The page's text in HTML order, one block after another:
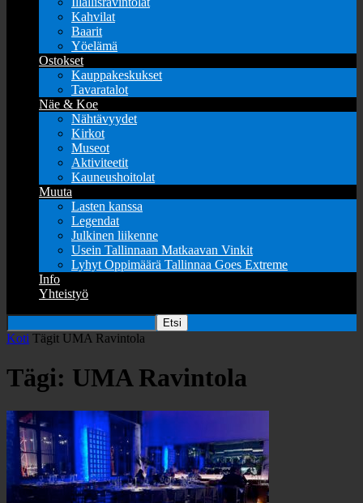
Kahvilat
Baarit
Yöelämä
Ostokset
Kauppakeskukset
Tavaratalot
Näe & Koe
Nähtävyydet
Kirkot
Museot
Aktiviteetit
Kauneushoitolat
Muuta
Lasten kanssa
Legendat
Julkinen liikenne
Usein Tallinnaan Matkaavan Vinkit
Lyhyt Oppimäärä Tallinnaa Goes Extreme
Info
Yhteistyö
Koti Tägit UMA Ravintola
Tägi: UMA Ravintola